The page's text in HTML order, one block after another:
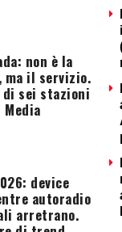
non è la
ma il servizio.
sei stazioni
device
autoradio
arretrano.